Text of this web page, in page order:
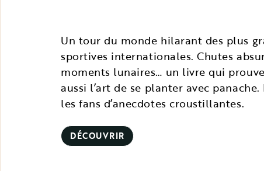
Un tour du monde hilarant des plus
sportives internationales. Chutes
moments lunaires… un livre qui
aussi l’art de se planter avec
les fans d’anecdotes croustillantes.
DÉCOUVRIR